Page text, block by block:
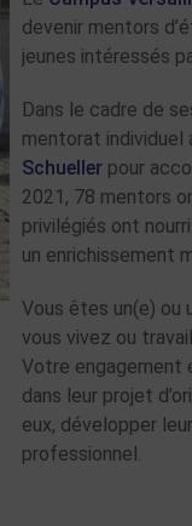
devenir mentors
jeunes intéressés
Dans le cadre de
mentorat individuel
Schueller pour
2021, 78 mentors
privilégiés ont
un enrichissement
Vous êtes un(e) ou
vous vivez ou
Votre engagement
dans leur projet
eux, développer
professionnel.